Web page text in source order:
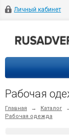
Личный кабинет
Рабочая
Главная → Каталог
Рабочая одежда